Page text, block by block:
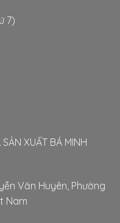
7)
XUẤT BÁ MINH
Văn Huyên, Phường
Nam